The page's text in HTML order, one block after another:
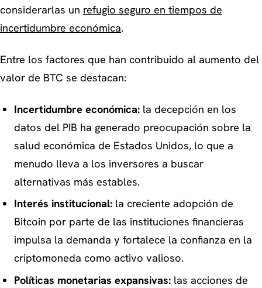
considerarlas un refugio seguro en tiempos de
incertidumbre económica.
Entre los factores que han contribuido al aumento del
valor de BTC se destacan:
Incertidumbre económica:la decepción en los
datos del PIB ha generado preocupación sobre la
salud económica de Estados Unidos, lo que a
menudo lleva a los inversores a buscar
alternativas más estables.
Interés institucional:la creciente adopción de
Bitcoin por parte de las instituciones financieras
impulsa la demanda y fortalece la confianza en la
criptomoneda como activo valioso.
Políticas monetarias expansivas:las acciones de